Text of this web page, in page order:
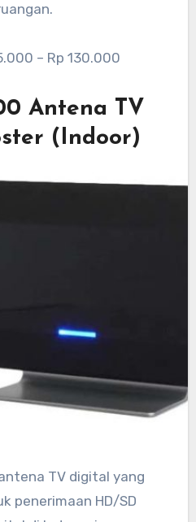
– Rp 130.000
Antena TV
(Indoor)
TV digital yang
penerimaan HD/SD